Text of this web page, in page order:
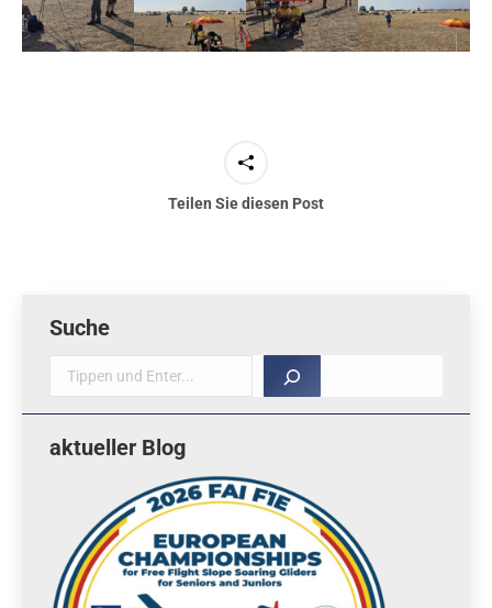
Teilen Sie diesen Post
Suche
Suche
aktueller Blog